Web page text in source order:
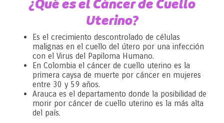
¿Qué es el Cáncer de Cuello
Uterino?
Es el crecimiento descontrolado de células
malignas en el cuello del útero por una infección
con el Virus del Papiloma Humano.
En Colombia el cáncer de cuello uterino es la
primera caysa de muerte por cáncer en mujeres
entre 30 y 59 años.
Arauca es el departamento donde la posibilidad de
morir por cáncer de cuello uterino es la más alta
del país.